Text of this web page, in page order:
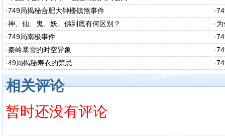
·749局揭秘合肥大钟楼镇煞事件 ·
·神、仙、鬼、妖、佛到底有何区别？ ·
·749局南极事件 ·
醒
·秦岭暴雪的时空异象 ·
·49局揭秘寿衣的禁忌 ·
相关评论
暂时还没有评论